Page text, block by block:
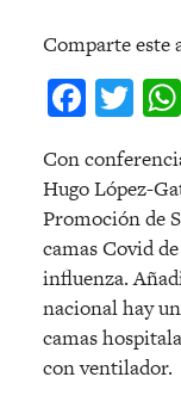
Comparte este
Con
Hugo López-
Promoción de
camas Covid
influenza.
nacional hay
camas
con ventilador.